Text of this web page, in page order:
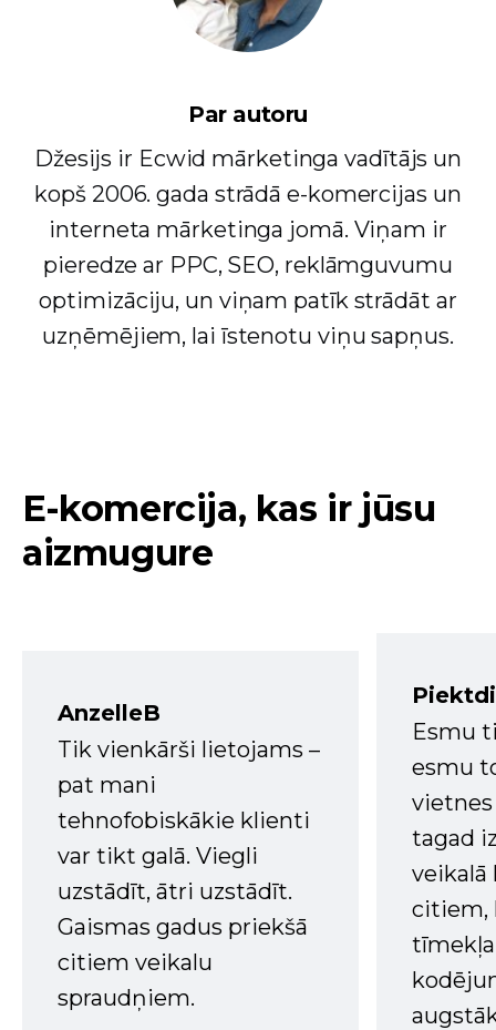
Par autoru
Džesijs ir Ecwid mārketinga vadītājs un
kopš 2006. gada strādā e-komercijas un
interneta mārketinga jomā. Viņam ir
pieredze ar PPC, SEO, reklāmguvumu
optimizāciju, un viņam patīk strādāt ar
uzņēmējiem, lai īstenotu viņu sapņus.
E-komercija, kas ir jūsu
aizmugure
AnzelleB
Tik vienkārši lietojams –
pat mani
tehnofobiskākie klienti
var tikt galā. Viegli
uzstādīt, ātri uzstādīt.
Gaismas gadus priekšā
citiem veikalu
spraudņiem.
Esmu
esmu
tagad
veikalā
citiem,
tīmekļa